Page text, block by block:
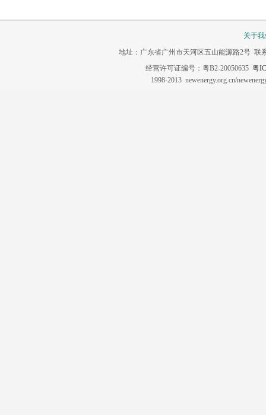
关于
地址：广东省广州市天河区五山能源路2号 联
经营许可证编号：粤B2-20050635 粤
1998-2013 newenergy.org.cn/